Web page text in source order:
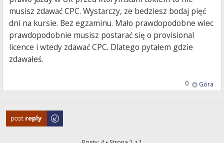
musisz zdawać CPC. Wystarczy, ze bedziesz bodaj pięć
dni na kursie. Bez egzaminu. Mało prawdopodobne wiec
prawdopodobnie musisz postarać się o provisional
licence i wtedy zdawać CPC. Dlatego pytałem gdzie
zdawałeś.
Góra
0
Odpowiedz